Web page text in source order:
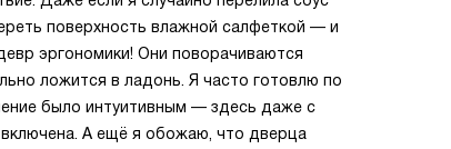
поверхность влажной салфеткой — и
эргономики! Они поворачиваются
ложится в ладонь. Я часто готовлю по
было интуитивным — здесь даже с
А ещё я обожаю, что дверца